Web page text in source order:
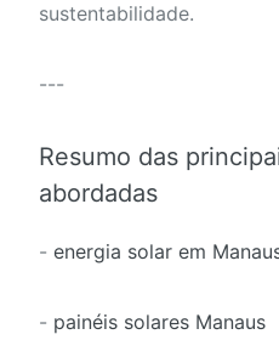
sustentabilidade.
---
Resumo das
abordadas
- energia solar em
- painéis solares Manaus